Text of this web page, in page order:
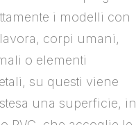
i modelli con
corpi umani,
o elementi
su questi viene
una superficie, in